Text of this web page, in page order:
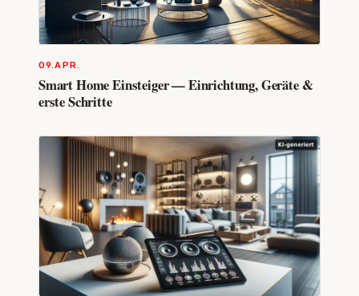
09.APR.
Smart Home Einsteiger — Einrichtung, Geräte &
erste Schritte